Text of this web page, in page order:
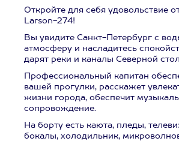
Откройте для себя удовольствие
Larson-274!
Вы увидите Санкт-Петербург с
атмосферу и насладитесь
дарят реки и каналы Северной
Профессиональный капитан
вашей прогулки, расскажет
жизни города, обеспечит
сопровождение.
На борту есть каюта, пледы,
бокалы, холодильник,